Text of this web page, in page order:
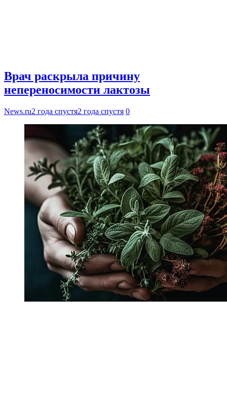
Врач раскрыла причину
непереносимости лактозы
News.ru2 года спустя2 года спустя 0